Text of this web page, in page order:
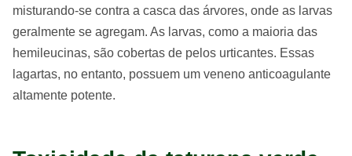
misturando-se contra a casca das árvores, onde as larvas
geralmente se agregam. As larvas, como a maioria das
hemileucinas, são cobertas de pelos urticantes. Essas
lagartas, no entanto, possuem um veneno anticoagulante
altamente potente.